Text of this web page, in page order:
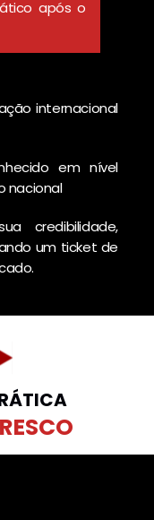
após o
internacional
em nível
nacional
credibilidade,
um ticket de
realizar
e a
desafio.